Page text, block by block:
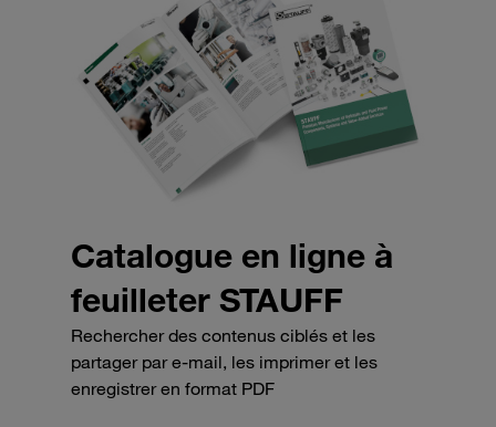
Catalogue en ligne à
feuilleter STAUFF
Rechercher des contenus ciblés et les
partager par e-mail, les imprimer et les
enregistrer en format PDF